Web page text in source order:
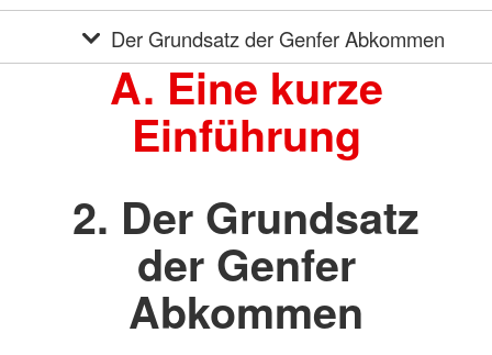
Der Grundsatz der Genfer Abkommen
A. Eine kurze
Einführung
2. Der Grundsatz
der Genfer
Abkommen